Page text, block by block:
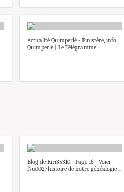
Actualité Quimperlé - Finistère, info
Quimperlé | Le Télégramme
Blog de Riri35310 - Page 16 - Voici
l\u0027histoire de notre généalogie ...